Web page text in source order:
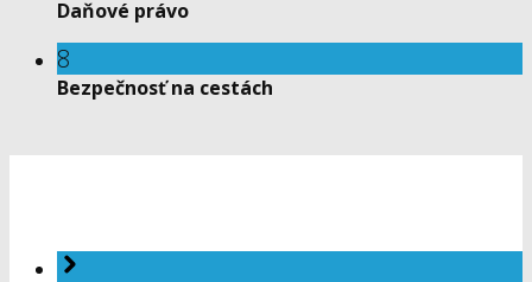
Daňové právo
8
Bezpečnosť na cestách